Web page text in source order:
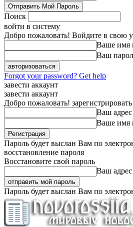
Поиск
войти в систему
Добро пожаловать! Войдите в свою
Ваше имя
Ваш
Forgot your password? Get help
завести аккаунт
завести аккаунт
Добро пожаловать!
Ваш
Ваше имя
Пароль будет выслан Вам по
восстановление пароля
Восстановите свой пароль
Ваш
Пароль будет выслан Вам по